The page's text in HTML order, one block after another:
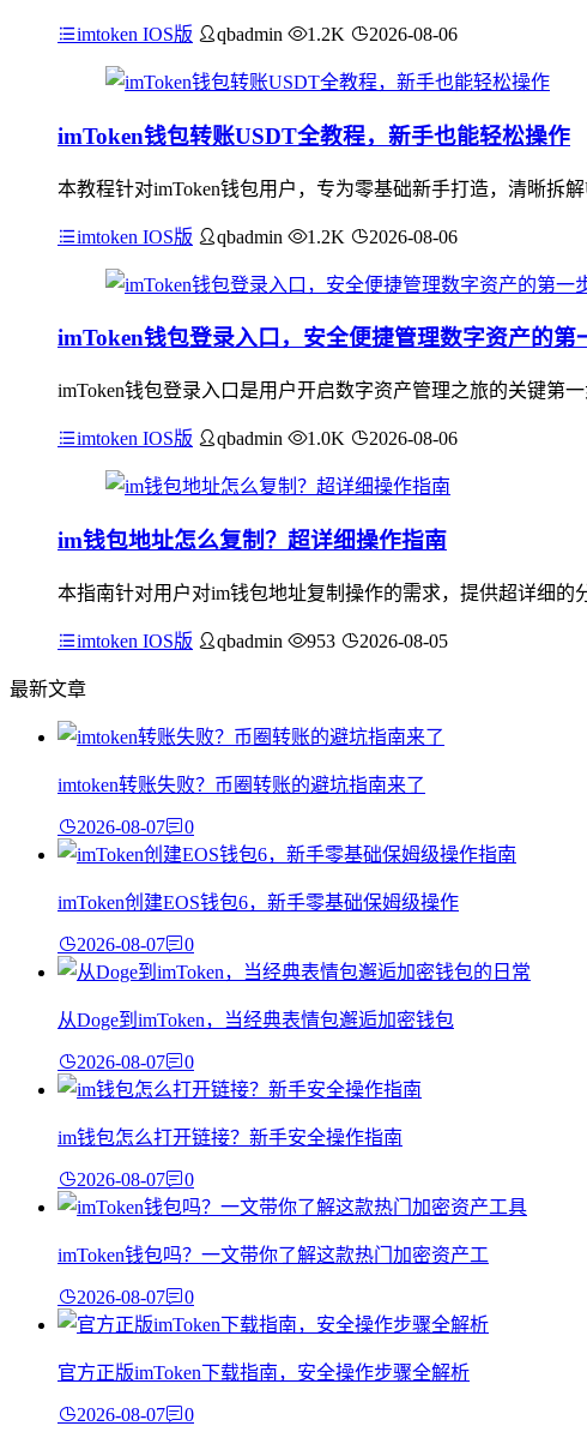
imtoken IOS版 qbadmin 1.2K 2026-08-06
imToken钱包转账USDT全教程，新手也能轻松操作
本教程针对imToken钱包用户，专为零基础新手打造，清晰拆
imtoken IOS版 qbadmin 1.2K 2026-08-06
imToken钱包登录入口，安全便捷管理数字资产的第
imToken钱包登录入口是用户开启数字资产管理之旅的关键第
imtoken IOS版 qbadmin 1.0K 2026-08-06
im钱包地址怎么复制？超详细操作指南
本指南针对用户对im钱包地址复制操作的需求，提供超详细
imtoken IOS版 qbadmin 953 2026-08-05
最新文章
imtoken转账失败？币圈转账的避坑指南来了
2026-08-07 0
imToken创建EOS钱包6，新手零基础保姆级操作
2026-08-07 0
从Doge到imToken，当经典表情包邂逅加密钱包
2026-08-07 0
im钱包怎么打开链接？新手安全操作指南
2026-08-07 0
imToken钱包吗？一文带你了解这款热门加密资产工
2026-08-07 0
官方正版imToken下载指南，安全操作步骤全解析
2026-08-07 0